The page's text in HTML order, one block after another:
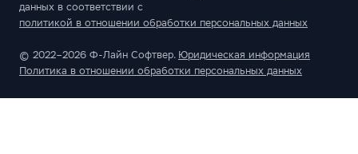
данных в соответствии с
политикой в отношении обработки персональных данных
© 2022–2026 Ф-Лайн Софтвер. Юридическая информация
Политика в отношении обработки персональных данных